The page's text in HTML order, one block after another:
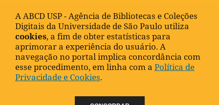
(ABCD-USP).
A ABCD USP - Agência de Bibliotecas e Coleções
Digitais da Universidade de São Paulo utiliza
cookies, a fim de obter estatísticas para
aprimorar a experiência do usuário. A
navegação no portal implica concordância com
esse procedimento, em linha com a Política de
Privacidade e Cookies.